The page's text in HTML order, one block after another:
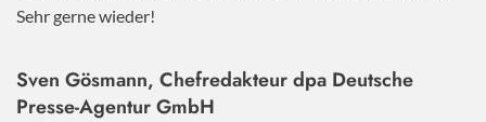
Sehr gerne wieder!
Sven Gösmann, Chefredakteur dpa Deutsche
Presse-Agentur GmbH